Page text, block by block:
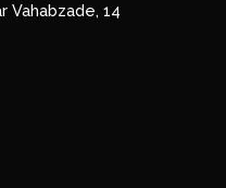
Vahabzade, 14